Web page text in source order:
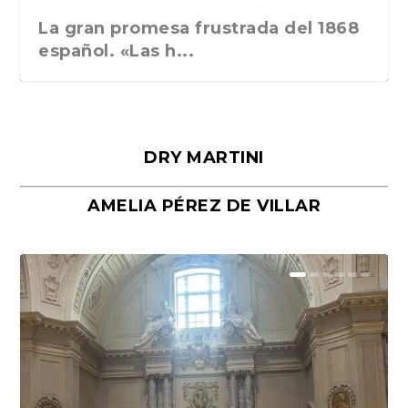
La gran promesa frustrada del 1868
español. «Las h...
Málaga, verso en azul, de Rafael
Porras y Salvador...
«La cocina hebrea. Alimentación
del pueblo judío e...
DRY MARTINI
AMELIA PÉREZ DE VILLAR